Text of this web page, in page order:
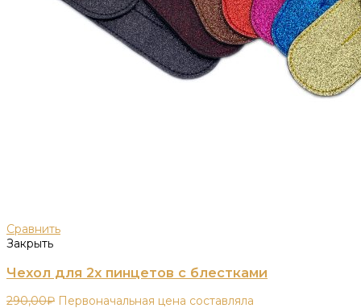
Сравнить
Закрыть
Чехол для 2х пинцетов с блестками
290,00₽ Первоначальная цена составляла